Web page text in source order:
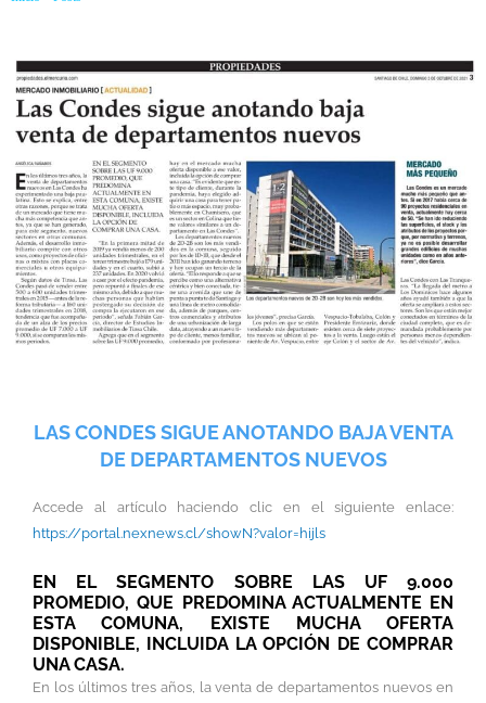
LAS CONDES SIGUE ANOTANDO BAJA VENTA
DE DEPARTAMENTOS NUEVOS
Accede al artículo haciendo clic en el siguiente enlace:
https://portal.nexnews.cl/showN?valor=hijls
EN EL SEGMENTO SOBRE LAS UF 9.000
PROMEDIO, QUE PREDOMINA ACTUALMENTE EN
ESTA COMUNA, EXISTE MUCHA OFERTA
DISPONIBLE, INCLUIDA LA OPCIÓN DE COMPRAR
UNA CASA.
En los últimos tres años, la venta de departamentos nuevos en